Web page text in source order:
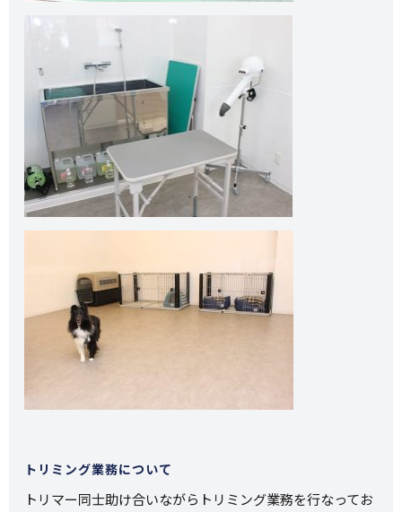
トリミング業務について
トリマー同士助け合いながらトリミング業務を行なってお